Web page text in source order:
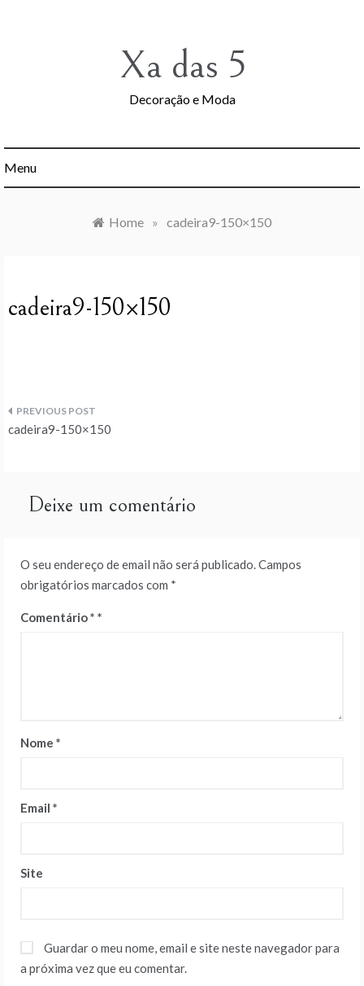
Xa das 5
Decoração e Moda
Menu
Home » cadeira9-150×150
cadeira9-150×150
Navegação
artigos
cadeira9-150×150
Deixe um comentário
O seu endereço de email não será publicado.Campos
obrigatórios marcados com *
Comentário*
Nome *
Email *
Site
Guardar o meu nome, email e site neste navegador para
a próxima vez que eu comentar.